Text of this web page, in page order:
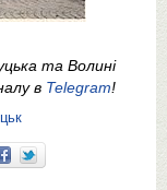
та Волині
в Telegram!